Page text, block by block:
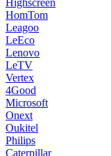
Highscreen
HomTom
Leagoo
LeEco
Lenovo
LeTV
Vertex
4Good
Microsoft
Onext
Oukitel
Philips
Caterpillar